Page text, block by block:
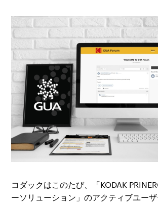
コダックはこのたび、「KODAK
ーソリューション」のアクティブユー